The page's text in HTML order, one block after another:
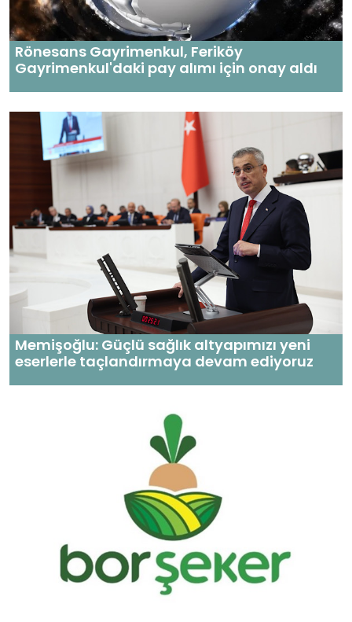
Rönesans Gayrimenkul, Feriköy
Gayrimenkul'daki pay alımı için onay aldı
Memişoğlu: Güçlü sağlık altyapımızı yeni
eserlerle taçlandırmaya devam ediyoruz